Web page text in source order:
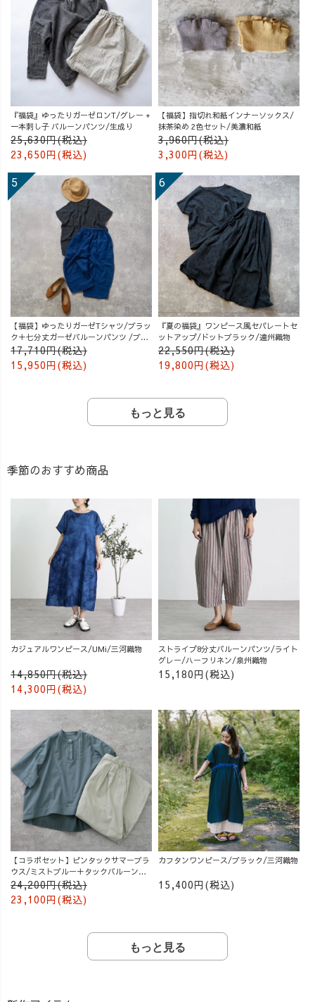
『福袋』ゆったりガーゼロンT/グレー +
一本刺し子 バルーンパンツ/生成り
25,630円(税込)
23,650円(税込)
【福袋】指切れ和紙インナーソックス/
抹茶染め 2色セット/美濃和紙
3,960円(税込)
3,300円(税込)
【福袋】ゆったりガーゼTシャツ/ブラッ
ク＋七分丈ガーゼバルーンパンツ /ブル
ー
17,710円(税込)
15,950円(税込)
『夏の福袋』ワンピース風セパレートセ
ットアップ/ドットブラック/遠州織物
22,550円(税込)
19,800円(税込)
もっと見る
季節のおすすめ商品
カジュアルワンピース/UMi/三河織物
14,850円(税込)
14,300円(税込)
ストライプ8分丈バルーンパンツ/ライト
グレー/ハーフリネン/泉州織物
15,180円(税込)
【コラボセット】ピンタックサマーブラ
ウス/ミストブルー＋タックバルーンパ
ンツ/グレージュ
24,200円(税込)
23,100円(税込)
カフタンワンピース/ブラック/三河織物
15,400円(税込)
もっと見る